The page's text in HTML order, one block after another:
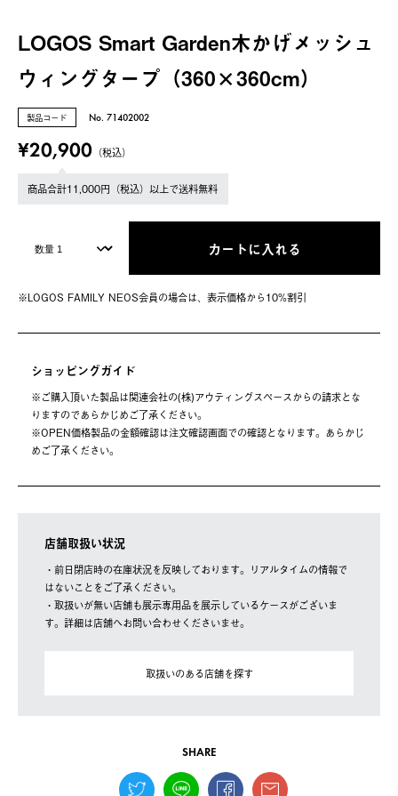
LOGOS Smart Garden木かげメッシュ
ウィングタープ（360×360cm）
製品コード No. 71402002
¥20,900 （税込）
商品合計11,000円（税込）以上で送料無料
カートに入れる
※LOGOS FAMILY NEOS会員の場合は、表⽰価格から10%割引
ショッピングガイド
※ご購⼊頂いた製品は関連会社の(株)アウティングスペースからの請求とな
りますのであらかじめご了承ください。
※OPEN価格製品の⾦額確認は注⽂確認画⾯での確認となります。あらかじ
めご了承ください。
店舗取扱い状況
・前日閉店時の在庫状況を反映しております。リアルタイムの情報で
はないことをご了承ください。
・取扱いが無い店舗も展示専用品を展示しているケースがございま
す。詳細は店舗へお問い合わせくださいませ。
取扱いのある店舗を探す
SHARE